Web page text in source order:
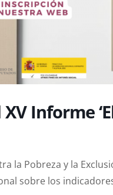
Informe
la Pobreza y la
sobre los